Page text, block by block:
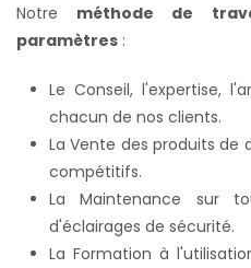
Notre méthode de
paramètres :
Le Conseil, l'expertise,
chacun de nos clients.
La Vente des produits de
compétitifs.
La Maintenance sur
d'éclairages de sécurité.
La Formation à